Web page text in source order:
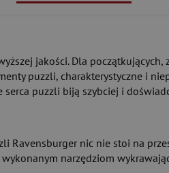
jakości. Dla
puzzli, charakterystyczne i
puzzli biją szybciej i
nic nie stoi na
narzędziom